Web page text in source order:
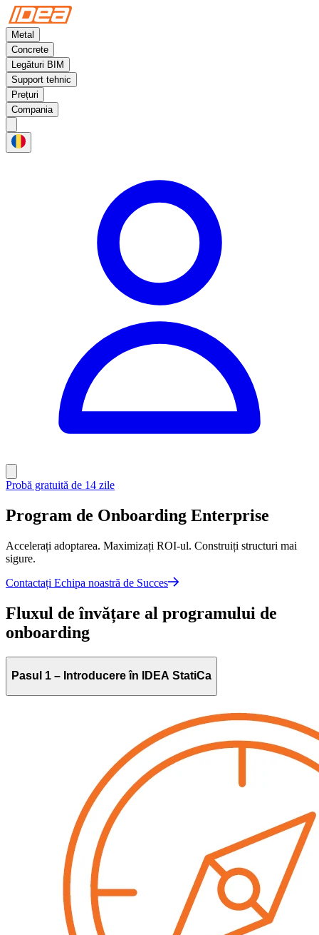
Metal
Concrete
Legături BIM
Support tehnic
Prețuri
Compania
Probă gratuită de 14 zile
Program de Onboarding Enterprise
Accelerați adoptarea. Maximizați ROI-ul. Construiți structuri mai
sigure.
Contactați Echipa noastră de Succes
Fluxul de învățare al programului de
onboarding
Pasul 1 – Introducere în IDEA StatiCa